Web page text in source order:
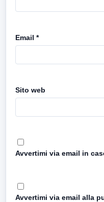
Email *
Sito web
Avvertimi via email in
Avvertimi via email alla